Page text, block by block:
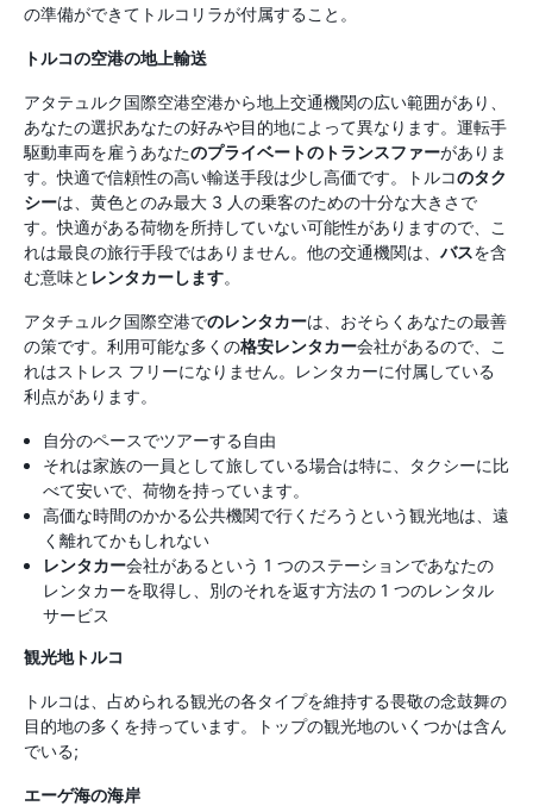
の準備ができてトルコリラが付属すること。
トルコの空港の地上輸送
アタテュルク国際空港空港から地上交通機関の広い範囲があり、
あなたの選択あなたの好みや目的地によって異なります。運転手
駆動車両を雇うあなたのプライベートのトランスファーがありま
す。快適で信頼性の高い輸送手段は少し高価です。トルコのタク
シーは、黄色とのみ最大 3 人の乗客のための十分な大きさで
す。快適がある荷物を所持していない可能性がありますので、こ
れは最良の旅行手段ではありません。他の交通機関は、 バスを含
む意味と レンタカーします。
アタチュルク国際空港でのレンタカーは、おそらくあなたの最善
の策です。利用可能な多くの格安レンタカー会社があるので、こ
れはストレス フリーになりません。レンタカーに付属している
利点があります。
自分のペースでツアーする自由
それは家族の一員として旅している場合は特に、タクシーに比
べて安いで、荷物を持っています。
高価な時間のかかる公共機関で行くだろうという観光地は、遠
く離れてかもしれない
レンタカー会社があるという 1 つのステーションであなたの
レンタカーを取得し、別のそれを返す方法の 1 つのレンタル
サービス
観光地トルコ
トルコは、占められる観光の各タイプを維持する畏敬の念鼓舞の
目的地の多くを持っています。トップの観光地のいくつかは含ん
でいる;
エーゲ海の海岸